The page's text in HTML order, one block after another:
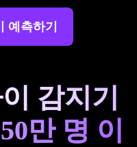
예측하기
감지기
만 명 이